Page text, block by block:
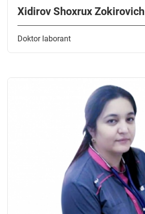
Xidirov Shoxrux Zokirovich
Doktor laborant